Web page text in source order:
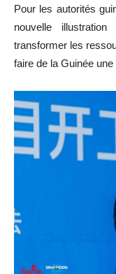
Pour les autorités
nouvelle
transformer les
faire de la Guinée